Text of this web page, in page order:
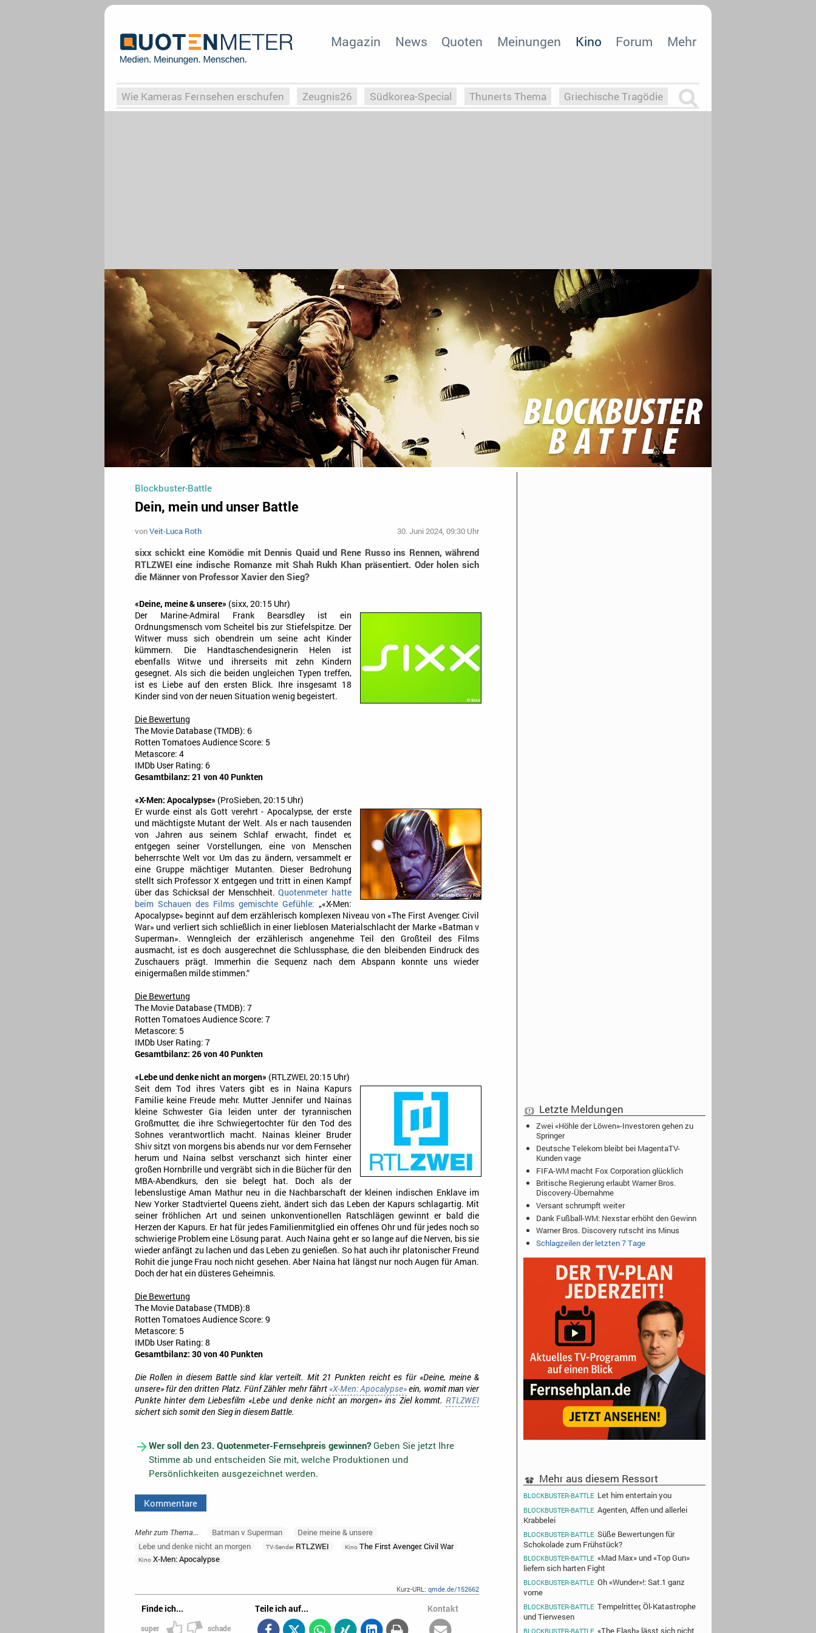
Magazin News Quoten Meinungen Kino Forum Mehr
Wie Kameras Fernsehen erschufen Zeugnis26 Südkorea-Special Thunerts Thema Griechische Tragödie
Blockbuster-Battle
Dein, mein und unser Battle
vonVeit-Luca Roth 30. Juni 2024, 09:30 Uhr
sixx schickt eine Komödie mit Dennis Quaid und Rene Russo ins Rennen, während
RTLZWEI eine indische Romanze mit Shah Rukh Khan präsentiert. Oder holen sich
die Männer von Professor Xavier den Sieg?
«Deine, meine & unsere» (sixx, 20:15 Uhr)
Der Marine-Admiral Frank Bearsdley ist ein
Ordnungsmensch vom Scheitel bis zur Stiefelspitze. Der
Witwer muss sich obendrein um seine acht Kinder
kümmern. Die Handtaschendesignerin Helen ist
ebenfalls Witwe und ihrerseits mit zehn Kindern
gesegnet. Als sich die beiden ungleichen Typen treffen,
ist es Liebe auf den ersten Blick. Ihre insgesamt 18
Kinder sind von der neuen Situation wenig begeistert.
Die Bewertung
The Movie Database (TMDB): 6
Rotten Tomatoes Audience Score: 5
Metascore: 4
IMDb User Rating: 6
Gesamtbilanz: 21 von 40 Punkten
«X-Men: Apocalypse» (ProSieben, 20:15 Uhr)
Er wurde einst als Gott verehrt - Apocalypse, der erste
und mächtigste Mutant der Welt. Als er nach tausenden
von Jahren aus seinem Schlaf erwacht, findet er,
entgegen seiner Vorstellungen, eine von Menschen
beherrschte Welt vor. Um das zu ändern, versammelt er
eine Gruppe mächtiger Mutanten. Dieser Bedrohung
stellt sich Professor X entgegen und tritt in einen Kampf
über das Schicksal der Menschheit.Quotenmeter hatte
beim Schauen des Films gemischte Gefühle: „«X-Men:
Apocalypse» beginnt auf dem erzählerisch komplexen Niveau von «The First Avenger: Civil
War» und verliert sich schließlich in einer lieblosen Materialschlacht der Marke «Batman v
Superman». Wenngleich der erzählerisch angenehme Teil den Großteil des Films
ausmacht, ist es doch ausgerechnet die Schlussphase, die den bleibenden Eindruck des
Zuschauers prägt. Immerhin die Sequenz nach dem Abspann konnte uns wieder
einigermaßen milde stimmen.“
Die Bewertung
The Movie Database (TMDB): 7
Rotten Tomatoes Audience Score: 7
Metascore: 5
IMDb User Rating: 7
Gesamtbilanz: 26 von 40 Punkten
«Lebe und denke nicht an morgen» (RTLZWEI, 20:15 Uhr)
Seit dem Tod ihres Vaters gibt es in Naina Kapurs
Familie keine Freude mehr. Mutter Jennifer und Nainas
kleine Schwester Gia leiden unter der tyrannischen
Großmutter, die ihre Schwiegertochter für den Tod des
Sohnes verantwortlich macht. Nainas kleiner Bruder
Shiv sitzt von morgens bis abends nur vor dem Fernseher
herum und Naina selbst verschanzt sich hinter einer
großen Hornbrille und vergräbt sich in die Bücher für den
MBA-Abendkurs, den sie belegt hat. Doch als der
lebenslustige Aman Mathur neu in die Nachbarschaft der kleinen indischen Enklave im
New Yorker Stadtviertel Queens zieht, ändert sich das Leben der Kapurs schlagartig. Mit
seiner fröhlichen Art und seinen unkonventionellen Ratschlägen gewinnt er bald die
Herzen der Kapurs. Er hat für jedes Familienmitglied ein offenes Ohr und für jedes noch so
schwierige Problem eine Lösung parat. Auch Naina geht er so lange auf die Nerven, bis sie
wieder anfängt zu lachen und das Leben zu genießen. So hat auch ihr platonischer Freund
Rohit die junge Frau noch nicht gesehen. Aber Naina hat längst nur noch Augen für Aman.
Doch der hat ein düsteres Geheimnis.
Die Bewertung
The Movie Database (TMDB):8
Rotten Tomatoes Audience Score: 9
Metascore: 5
IMDb User Rating: 8
Gesamtbilanz: 30 von 40 Punkten
Die Rollen in diesem Battle sind klar verteilt. Mit 21 Punkten reicht es für «Deine, meine &
unsere» für den dritten Platz. Fünf Zähler mehr fährt «X-Men: Apocalypse»ein, womit man vier
Punkte hinter dem Liebesfilm «Lebe und denke nicht an morgen» ins Ziel kommt.RTLZWEI
sichert sich somit den Sieg in diesem Battle.
Wer soll den 23. Quotenmeter-Fernsehpreis gewinnen?Geben Sie jetzt Ihre
Stimme ab und entscheiden Sie mit, welche Produktionen und
Persönlichkeiten ausgezeichnet werden.
Kommentare
Mehr zum Thema... Batman v Superman
Deine meine & unsere
Lebe und denke nicht an morgen
TV-SenderRTLZWEI KinoThe First Avenger: Civil War
Kino X-Men: Apocalypse
Kurz-URL:qmde.de/152662
Finde ich...
super schade
Teile ich auf... Kontakt
Letzte Meldungen
Zwei «Höhle der Löwen»-Investoren gehen zu
Springer
Deutsche Telekom bleibt bei MagentaTV-
Kunden vage
FIFA-WM macht Fox Corporation glücklich
Britische Regierung erlaubt Warner Bros.
Discovery-Übernahme
Versant schrumpft weiter
Dank Fußball-WM: Nexstar erhöht den Gewinn
Warner Bros. Discovery rutscht ins Minus
Schlagzeilen der letzten 7 Tage
Mehr aus diesem Ressort
BLOCKBUSTER-BATTLE Let him entertain you
BLOCKBUSTER-BATTLE Agenten, Affen und allerlei
Krabbelei
BLOCKBUSTER-BATTLE Süße Bewertungen für
Schokolade zum Frühstück?
BLOCKBUSTER-BATTLE «Mad Max» und «Top Gun»
liefern sich harten Fight
BLOCKBUSTER-BATTLE Oh «Wunder»!: Sat.1 ganz
vorne
BLOCKBUSTER-BATTLE Tempelritter, Öl-Katastrophe
und Tierwesen
BLOCKBUSTER-BATTLE «The Flash» lässt sich nicht